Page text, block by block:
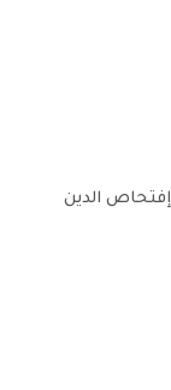
إفتحاص الدين